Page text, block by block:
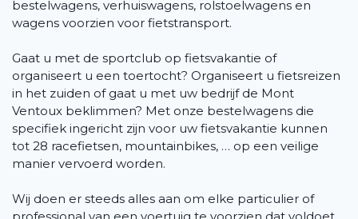
bestelwagens, verhuiswagens, rolstoelwagens en
wagens voorzien voor fietstransport.
Gaat u met de sportclub op fietsvakantie of
organiseert u een toertocht? Organiseert u fietsreizen
in het zuiden of gaat u met uw bedrijf de Mont
Ventoux beklimmen? Met onze bestelwagens die
specifiek ingericht zijn voor uw fietsvakantie kunnen
tot 28 racefietsen, mountainbikes, … op een veilige
manier vervoerd worden.
Wij doen er steeds alles aan om elke particulier of